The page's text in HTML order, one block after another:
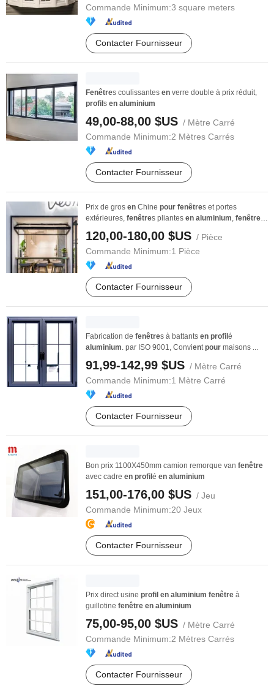
Commande Minimum:3 square meters
Contacter Fournisseur
Fenêtres coulissantes en verre double à prix réduit,
profil s en aluminium
49,00-88,00 $US / Mètre Carré
Commande Minimum:2 Mètres Carrés
Contacter Fournisseur
Prix de gros en Chine pour fenêtres et portes
extérieures, fenêtres pliantes en aluminium, fenêtres
120,00-180,00 $US / Pièce
Commande Minimum:1 Pièce
Contacter Fournisseur
Fabrication de fenêtres à battants en profil é
aluminium. par ISO 9001, Convientpour maisons ...
91,99-142,99 $US / Mètre Carré
Commande Minimum:1 Mètre Carré
Contacter Fournisseur
Bon prix 1100X450mm camion remorque van fenêtre
avec cadre en profil é en aluminium
151,00-176,00 $US / Jeu
Commande Minimum:20 Jeux
Contacter Fournisseur
Prix direct usine profil en aluminium fenêtre à
guillotine fenêtre en aluminium
75,00-95,00 $US / Mètre Carré
Commande Minimum:2 Mètres Carrés
Contacter Fournisseur